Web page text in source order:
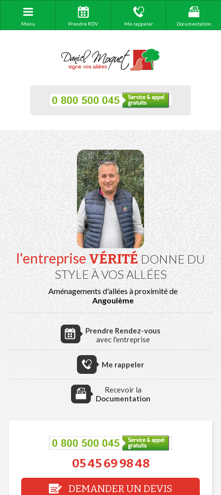
Menu Prendre RDV Me rappeler Documentation
l'entreprise VÉRITÉ DONNE DU
STYLE À VOS ALLÉES
Aménagements d'allées à proximité de
Angoulème
Prendre Rendez-vous
avec l'entreprise
Me rappeler
Recevoir la
Documentation
05 45 69 98 48
DEMANDER UN DEVIS